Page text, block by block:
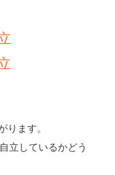
ります。
立しているかどう